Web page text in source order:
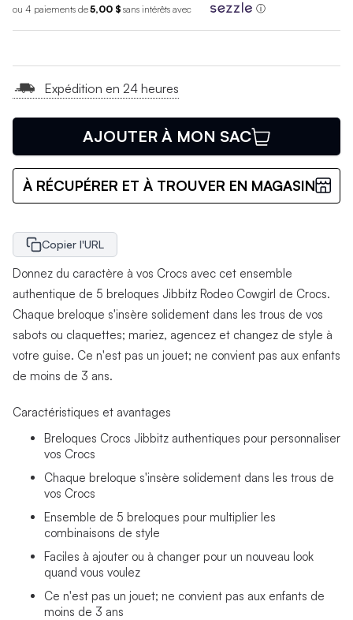
ou 4 paiements de5,00 $ sans intérêts avec ⓘ
Expédition en 24 heures
AJOUTER À MON SAC
À RÉCUPÉRER ET À TROUVER EN MAGASIN
Copier l'URL
Donnez du caractère à vos Crocs avec cet ensemble
authentique de 5 breloques Jibbitz Rodeo Cowgirl de Crocs.
Chaque breloque s'insère solidement dans les trous de vos
sabots ou claquettes; mariez, agencez et changez de style à
votre guise. Ce n'est pas un jouet; ne convient pas aux enfants
de moins de 3 ans.
Caractéristiques et avantages
Breloques Crocs Jibbitz authentiques pour personnaliser
vos Crocs
Chaque breloque s'insère solidement dans les trous de
vos Crocs
Ensemble de 5 breloques pour multiplier les
combinaisons de style
Faciles à ajouter ou à changer pour un nouveau look
quand vous voulez
Ce n'est pas un jouet; ne convient pas aux enfants de
moins de 3 ans